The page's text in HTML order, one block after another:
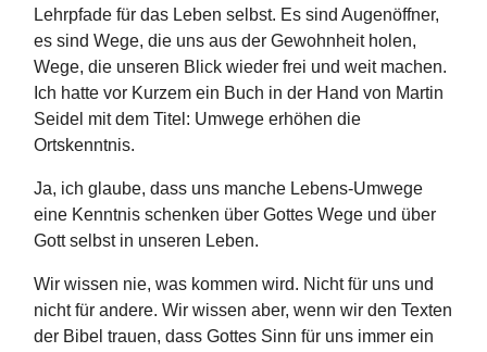
Lehrpfade für das Leben selbst. Es sind Augenöffner,
es sind Wege, die uns aus der Gewohnheit holen,
Wege, die unseren Blick wieder frei und weit machen.
Ich hatte vor Kurzem ein Buch in der Hand von Martin
Seidel mit dem Titel: Umwege erhöhen die
Ortskenntnis.
Ja, ich glaube, dass uns manche Lebens-Umwege
eine Kenntnis schenken über Gottes Wege und über
Gott selbst in unseren Leben.
Wir wissen nie, was kommen wird. Nicht für uns und
nicht für andere. Wir wissen aber, wenn wir den Texten
der Bibel trauen, dass Gottes Sinn für uns immer ein